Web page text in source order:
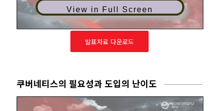
View in Full Screen
발표자료 다운로드
쿠버네티스의 필요성과 도입의 난이도